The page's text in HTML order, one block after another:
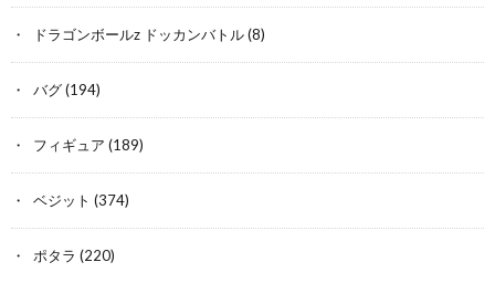
ドラゴンボールz ドッカンバトル(8)
バグ(194)
フィギュア (189)
ベジット (374)
ポタラ (220)